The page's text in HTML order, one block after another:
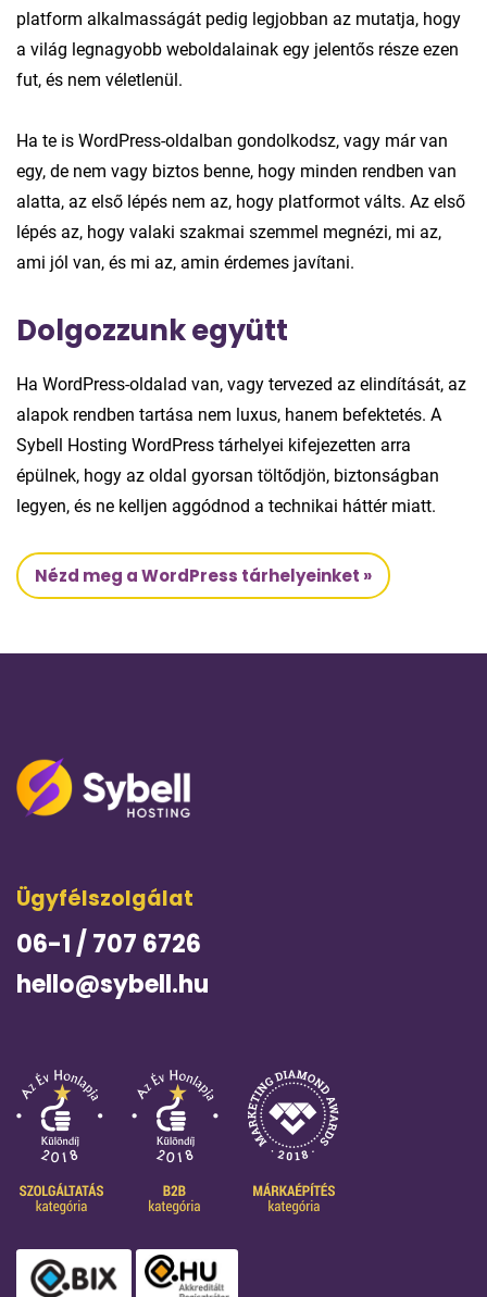
platform alkalmasságát pedig legjobban az mutatja, hogy
a világ legnagyobb weboldalainak egy jelentős része ezen
fut, és nem véletlenül.
Ha te is WordPress-oldalban gondolkodsz, vagy már van
egy, de nem vagy biztos benne, hogy minden rendben van
alatta, az első lépés nem az, hogy platformot válts. Az első
lépés az, hogy valaki szakmai szemmel megnézi, mi az,
ami jól van, és mi az, amin érdemes javítani.
Dolgozzunk együtt
Ha WordPress-oldalad van, vagy tervezed az elindítását, az
alapok rendben tartása nem luxus, hanem befektetés. A
Sybell Hosting WordPress tárhelyei kifejezetten arra
épülnek, hogy az oldal gyorsan töltődjön, biztonságban
legyen, és ne kelljen aggódnod a technikai háttér miatt.
Nézd meg a WordPress tárhelyeinket »
Ügyfélszolgálat
06-1 / 707 6726
hello@sybell.hu